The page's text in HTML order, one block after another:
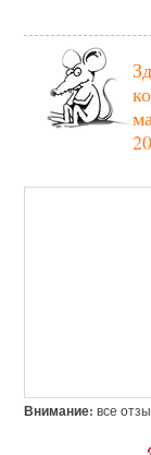
Внимание: все